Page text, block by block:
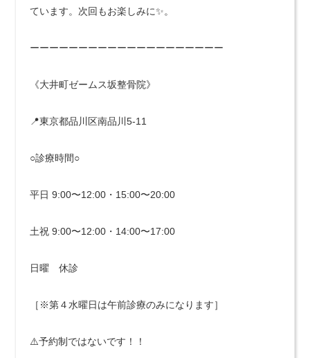
ています。次回もお楽しみに✨。
ーーーーーーーーーーーーーーーーーーーー
《大井町ゼームス坂整骨院》
📍東京都品川区南品川5-11
○診療時間○
平日 9:00〜12:00・15:00〜20:00
土祝 9:00〜12:00・14:00〜17:00
日曜 休診
［※第４水曜日は午前診療のみになります］
⚠️予約制ではないです！！